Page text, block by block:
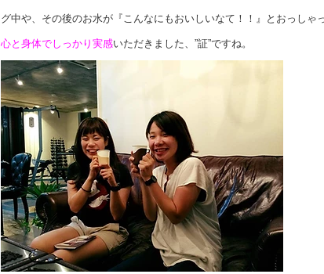
グ中や、その後のお水が『こんなにもおいしいなて！！』とおっしゃ
心と身体でしっかり実感いただきました、”証”ですね。